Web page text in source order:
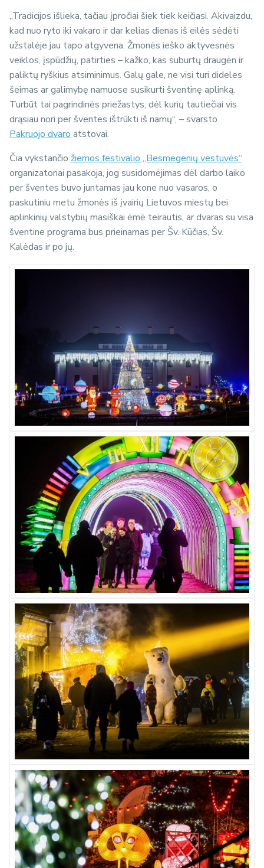
„Tradicijos išlieka, tačiau įpročiai šiek tiek keičiasi. Akivaizdu,
kad nuo ryto iki vakaro ir dar kelias dienas iš eilės sėdėti
užstalėje jau tapo atgyvena. Žmonės ieško aktyvesnės
veiklos, įspūdžių, patirties – kažko, kas suburtų draugėn ir
paliktų ryškius atsiminimus. Galų gale, ne visi turi dideles
šeimas ar galimybę namuose susikurti šventinę aplinką.
Turbūt tai pagrindinės priežastys, dėl kurių tautiečiai vis
drąsiau nori per šventes ištrūkti iš namų“, – svarsto
Pakruojo dvaro atstovai.
Čia vykstančio žiemos festivalio „Besmegenių vestuvės“
organizatoriai pasakoja, jog susidomėjimas dėl darbo laiko
per šventes buvo juntamas jau kone nuo vasaros, o
paskutiniu metu žmonės iš įvairių Lietuvos miestų bei
aplinkinių valstybių masiškai ėmė teirautis, ar dvaras su visa
šventine programa bus prieinamas per Šv. Kūčias, Šv.
Kalėdas ir po jų.